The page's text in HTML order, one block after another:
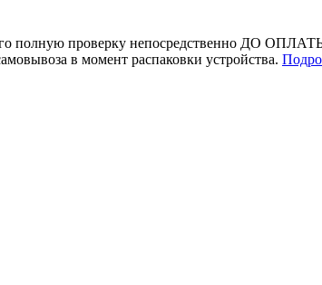
полную проверку непосредственно ДО
в момент распаковки устройства.